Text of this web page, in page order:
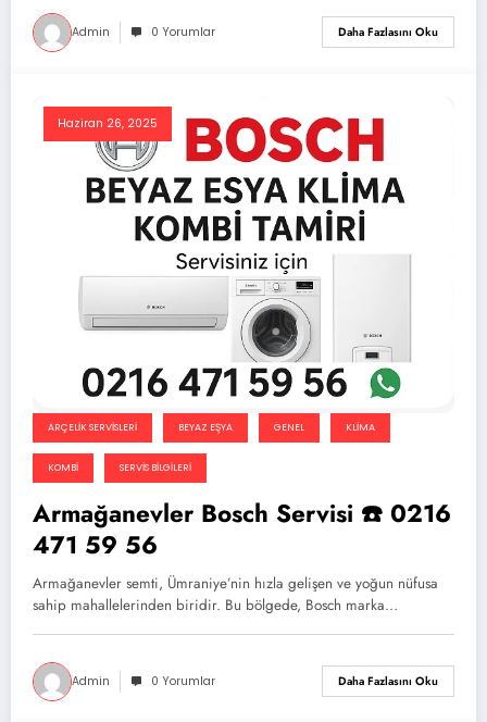
Admin 0 Yorumlar Daha Fazlasını Oku
Haziran 26, 2025
ARÇELIK SERVISLERI BEYAZ EŞYA GENEL KLIMA
KOMBI SERVIS BILGILERI
Armağanevler Bosch Servisi ☎️ 0216
471 59 56
Armağanevler semti, Ümraniye’nin hızla gelişen ve yoğun nüfusa
sahip mahallelerinden biridir. Bu bölgede, Bosch marka…
Admin 0 Yorumlar Daha Fazlasını Oku